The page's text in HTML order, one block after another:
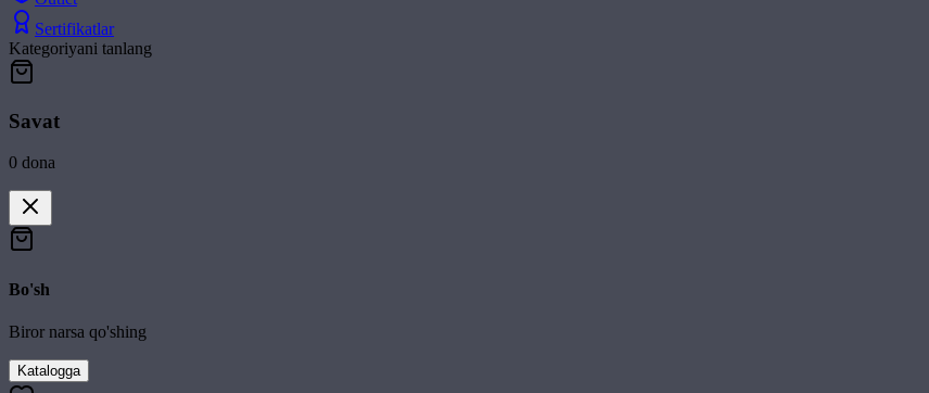
Sertifikatlar
Kategoriyani tanlang
Savat
0 dona
Bo'sh
Biror narsa qo'shing
Katalogga